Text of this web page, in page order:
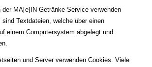
der MA[e]IN Getränke-Service verwenden
Textdateien, welche über einen
einem Computersystem abgelegt und
und Server verwenden Cookies. Viele